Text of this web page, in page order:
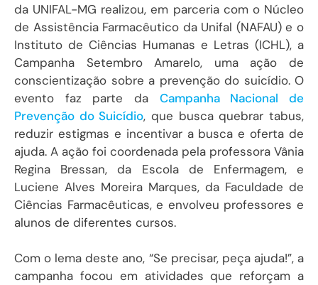
da UNIFAL-MG realizou, em parceria com o Núcleo
de Assistência Farmacêutico da Unifal (NAFAU) e o
Instituto de Ciências Humanas e Letras (ICHL), a
Campanha Setembro Amarelo, uma ação de
conscientização sobre a prevenção do suicídio. O
evento faz parte da Campanha Nacional de
Prevenção do Suicídio, que busca quebrar tabus,
reduzir estigmas e incentivar a busca e oferta de
ajuda. A ação foi coordenada pela professora Vânia
Regina Bressan, da Escola de Enfermagem, e
Luciene Alves Moreira Marques, da Faculdade de
Ciências Farmacêuticas, e envolveu professores e
alunos de diferentes cursos.
Com o lema deste ano, “Se precisar, peça ajuda!”, a
campanha focou em atividades que reforçam a